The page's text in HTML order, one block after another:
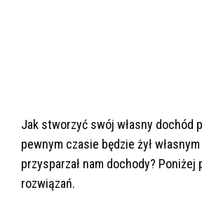
Jak stworzyć swój własny dochód
pewnym czasie będzie żył
przysparzał nam dochody?
rozwiązań.